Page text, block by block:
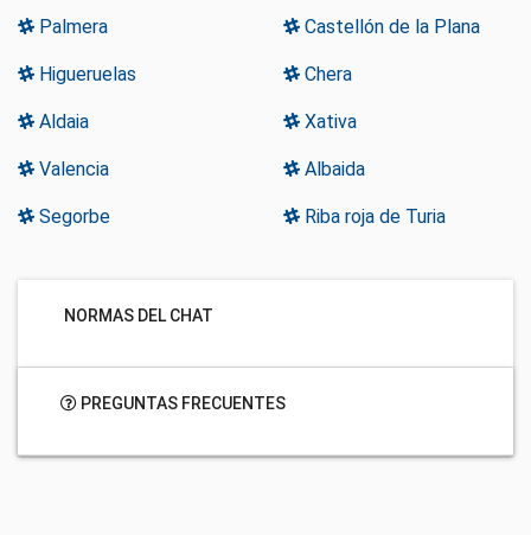
Palmera Castellón de la Plana
Higueruelas Chera
Aldaia Xativa
Valencia Albaida
Segorbe Riba roja de Turia
NORMAS DEL CHAT
PREGUNTAS FRECUENTES